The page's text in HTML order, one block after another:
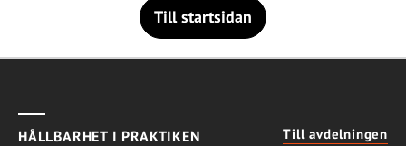
Till startsidan
HÅLLBARHET I PRAKTIKEN Till avdelningen